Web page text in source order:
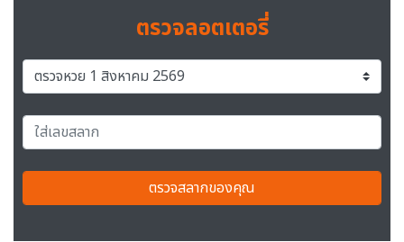
ตรวจลอตเตอรี่
ตรวจสลากของคุณ